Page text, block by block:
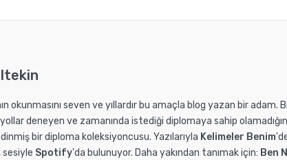
okunmasını seven ve yıllardır bu amaçla blog yazan bir adam.
deneyen ve zamanında istediği diplomaya sahip
bir diploma koleksiyoncusu. Yazılarıyla Kelimeler Benim
Spotify'da bulunuyor. Daha yakından tanımak için: Ben